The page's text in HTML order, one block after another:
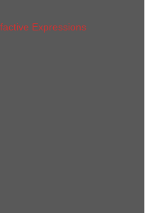
Expressions